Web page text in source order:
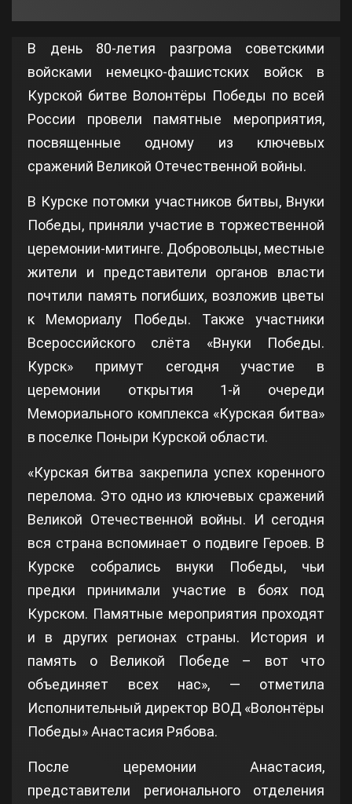
В день 80-летия разгрома советскими
войсками немецко-фашистских войск в
Курской битве Волонтёры Победы по всей
России провели памятные мероприятия,
посвященные одному из ключевых
сражений Великой Отечественной войны.
В Курске потомки участников битвы, Внуки
Победы, приняли участие в торжественной
церемонии-митинге. Добровольцы, местные
жители и представители органов власти
почтили память погибших, возложив цветы
к Мемориалу Победы. Также участники
Всероссийского слёта «Внуки Победы.
Курск» примут сегодня участие в
церемонии открытия 1-й очереди
Мемориального комплекса «Курская битва»
в поселке Поныри Курской области.
«Курская битва закрепила успех коренного
перелома. Это одно из ключевых сражений
Великой Отечественной войны. И сегодня
вся страна вспоминает о подвиге Героев. В
Курске собрались внуки Победы, чьи
предки принимали участие в боях под
Курском. Памятные мероприятия проходят
и в других регионах страны. История и
память о Великой Победе – вот что
объединяет всех нас», — отметила
Исполнительный директор ВОД «Волонтёры
Победы» Анастасия Рябова.
После церемонии Анастасия,
представители регионального отделения